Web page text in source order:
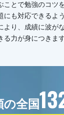
ことで勉強のコツ
にも対応できるよ
より、成績に波が
力が身につきます
の全国